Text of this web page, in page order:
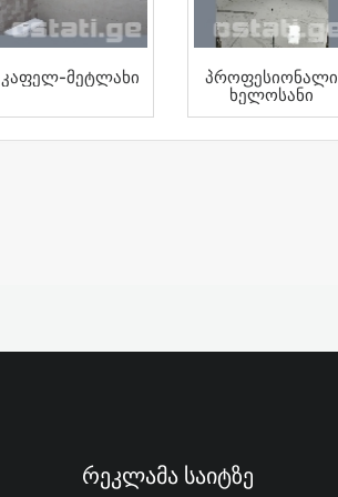
Კაფელ-Მეტლახი
Პროფესიონალი
Ხელოსანი
Რეკლამა Საიტზე